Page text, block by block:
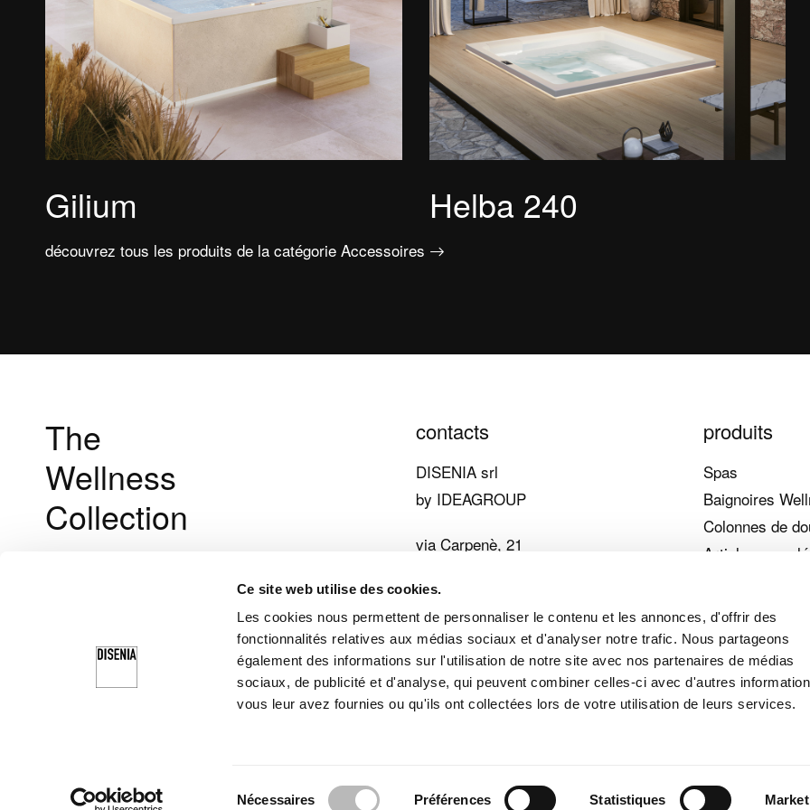
Ce site web utilise des cookies.
Les cookies nous permettent de personnaliser le contenu et les annonces, d'offrir des
fonctionnalités relatives aux médias sociaux et d'analyser notre trafic. Nous partageons
également des informations sur l'utilisation de notre site avec nos partenaires de médias
sociaux, de publicité et d'analyse, qui peuvent combiner celles-ci avec d'autres
vous leur avez fournies ou qu'ils ont collectées lors de votre utilisation de leurs services.
Nécessaires Préférences Statistiques
Gilium Helba 240
découvrez tous les produits de la catégorie Accessoires
The
Wellness
Collection
contacts
DISENIA srl
by IDEAGROUP
via Carpenè, 21
Italy
T+39 0434 1822603
Einfo@disenia.it
produits
Spas
Baignoires
Colonnes de
Articles
Politique relative aux cookies-powered by Neiko